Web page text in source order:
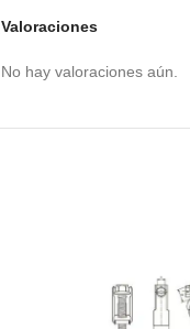
Valoraciones
No hay valoraciones aún.